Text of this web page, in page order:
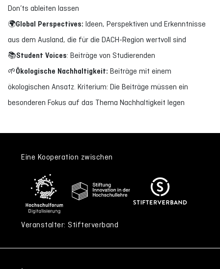
Don’ts ableiten lassen
🌍Global Perspectives: Ideen, Perspektiven und Erkenntnisse
aus dem Ausland, die für die DACH-Region wertvoll sind
📚Student Voices: Beiträge von Studierenden
🌱Ökologische Nachhaltigkeit: Beiträge mit einem
ökologischen Ansatz. Kriterium: Die Beiträge müssen ein
besonderen Fokus auf das Thema Nachhaltigkeit legen
Eine Kooperation zwischen
Veranstalter: Stifterverband